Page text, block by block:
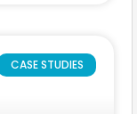
CASE STUDIES